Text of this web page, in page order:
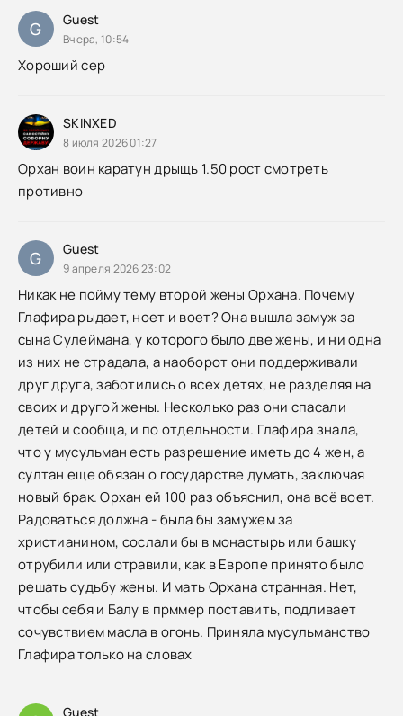
G Guest
Вчера, 10:54
Хороший сер
SKINXED
8 июля 2026 01:27
Орхан воин каратун дрыщь 1.50 рост смотреть
противно
G Guest
9 апреля 2026 23:02
Никак не пойму тему второй жены Орхана. Почему
Глафира рыдает, ноет и воет? Она вышла замуж за
сына Сулеймана, у которого было две жены, и ни одна
из них не страдала, а наоборот они поддерживали
друг друга, заботились о всех детях, не разделяя на
своих и другой жены. Несколько раз они спасали
детей и сообща, и по отдельности. Глафира знала,
что у мусульман есть разрешение иметь до 4 жен, а
султан еще обязан о государстве думать, заключая
новый брак. Орхан ей 100 раз объяснил, она всё воет.
Радоваться должна - была бы замужем за
христианином, сослали бы в монастырь или башку
отрубили или отравили, как в Европе принято было
решать судьбу жены. И мать Орхана странная. Нет,
чтобы себя и Балу в прммер поставить, подливает
сочувствием масла в огонь. Приняла мусульманство
Глафира только на словах
Guest